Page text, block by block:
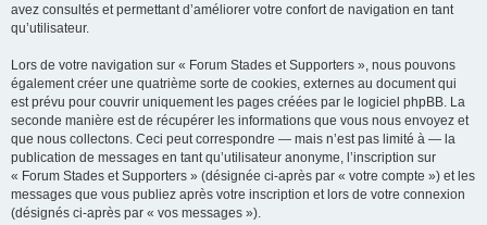
avez consultés et permettant d’améliorer votre confort de navigation en tant
qu’utilisateur.
Lors de votre navigation sur « Forum Stades et Supporters », nous pouvons
également créer une quatrième sorte de cookies, externes au document qui
est prévu pour couvrir uniquement les pages créées par le logiciel phpBB. La
seconde manière est de récupérer les informations que vous nous envoyez et
que nous collectons. Ceci peut correspondre — mais n’est pas limité à — la
publication de messages en tant qu’utilisateur anonyme, l’inscription sur
« Forum Stades et Supporters » (désignée ci-après par « votre compte ») et les
messages que vous publiez après votre inscription et lors de votre connexion
(désignés ci-après par « vos messages »).